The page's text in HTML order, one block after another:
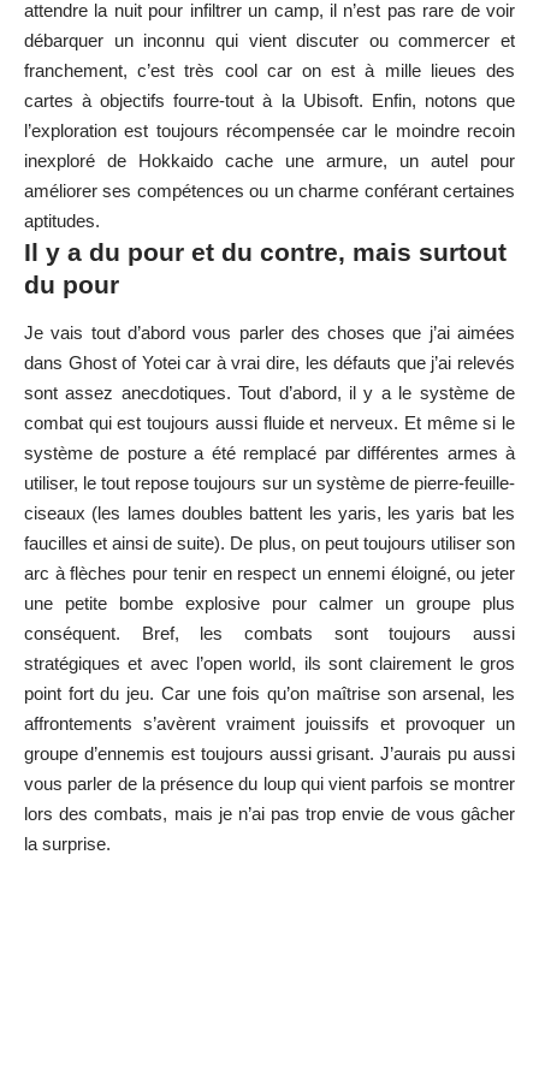
attendre la nuit pour infiltrer un camp, il n’est pas rare de voir
débarquer un inconnu qui vient discuter ou commercer et
franchement, c’est très cool car on est à mille lieues des
cartes à objectifs fourre-tout à la Ubisoft. Enfin, notons que
l’exploration est toujours récompensée car le moindre recoin
inexploré de Hokkaido cache une armure, un autel pour
améliorer ses compétences ou un charme conférant certaines
aptitudes.
Il y a du pour et du contre, mais surtout
du pour
Je vais tout d’abord vous parler des choses que j’ai aimées
dans Ghost of Yotei car à vrai dire, les défauts que j’ai relevés
sont assez anecdotiques. Tout d’abord, il y a le système de
combat qui est toujours aussi fluide et nerveux. Et même si le
système de posture a été remplacé par différentes armes à
utiliser, le tout repose toujours sur un système de pierre-feuille-
ciseaux (les lames doubles battent les yaris, les yaris bat les
faucilles et ainsi de suite). De plus, on peut toujours utiliser son
arc à flèches pour tenir en respect un ennemi éloigné, ou jeter
une petite bombe explosive pour calmer un groupe plus
conséquent. Bref, les combats sont toujours aussi
stratégiques et avec l’open world, ils sont clairement le gros
point fort du jeu. Car une fois qu’on maîtrise son arsenal, les
affrontements s’avèrent vraiment jouissifs et provoquer un
groupe d’ennemis est toujours aussi grisant. J’aurais pu aussi
vous parler de la présence du loup qui vient parfois se montrer
lors des combats, mais je n’ai pas trop envie de vous gâcher
la surprise.